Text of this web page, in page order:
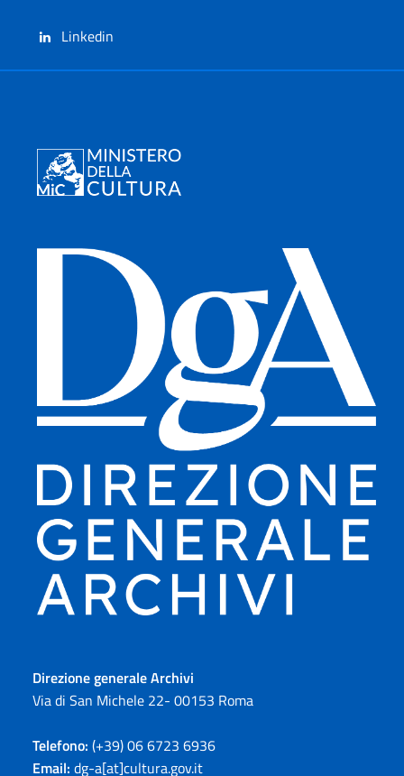
Linkedin
Direzione generale Archivi
Via di San Michele 22- 00153 Roma
Telefono: (+39) 06 6723 6936
Email: dg-a[at]cultura.gov.it